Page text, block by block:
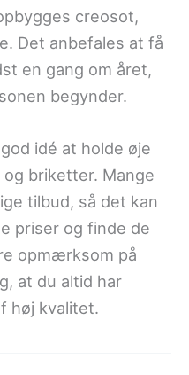
creosot,
Det anbefales at få
en gang om året,
begynder.
idé at holde øje
briketter. Mange
tilbud, så det kan
priser og finde de
opmærksom på
at du altid har
høj kvalitet.